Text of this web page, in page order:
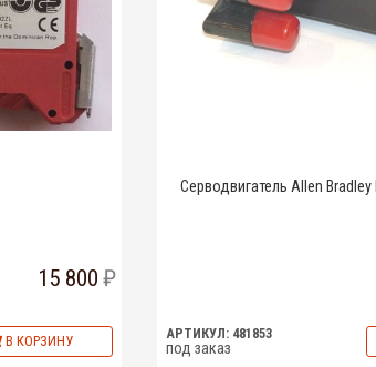
15 800
В КОРЗИНУ
Серводвигатель Allen
АРТИКУЛ: 481853
под заказ